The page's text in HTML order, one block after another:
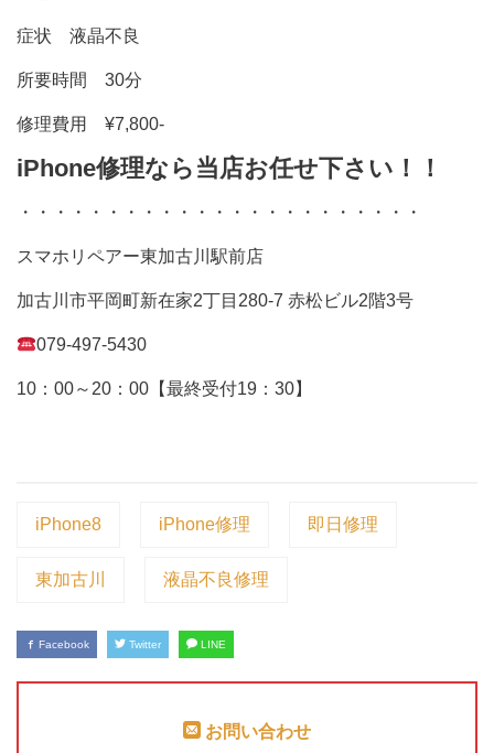
症状 液晶不良
所要時間 30分
修理費用 ¥7,800-
iPhone修理なら当店お任せ下さい！！
・・・・・・・・・・・・・・・・・・・・・・・
スマホリペアー東加古川駅前店
加古川市平岡町新在家2丁目280-7 赤松ビル2階3号
079-497-5430
10：00～20：00【最終受付19：30】
iPhone8 iPhone修理 即日修理
東加古川 液晶不良修理
Facebook Twitter LINE
お問い合わせ